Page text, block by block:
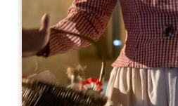
Route de la
33350 BELVES-DE-
RESERVE